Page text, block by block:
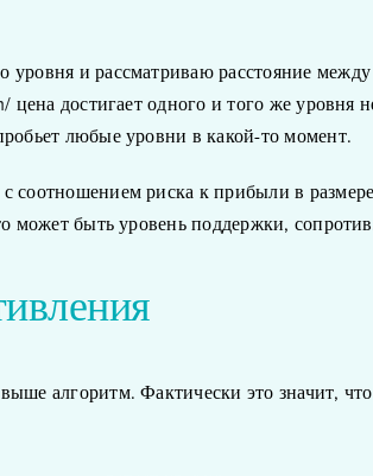
и рассматриваю расстояние
цена достигает одного и того же уровня
любые уровни в какой-то момент.
соотношением риска к прибыли в
может быть уровень поддержки,
алгоритм. Фактически это значит,